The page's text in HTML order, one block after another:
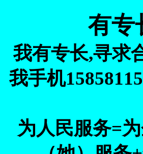
有专
我有专长,寻求
我手机
为人民服务=